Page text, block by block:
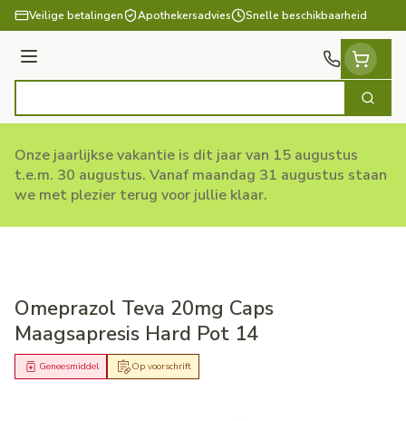
Ga naar de inhoud
Veilige betalingen Apothekersadvies Snelle beschikbaarheid
Menu
Zoek
Onze jaarlijkse vakantie is dit jaar van 15 augustus
t.e.m. 30 augustus. Vanaf maandag 31 augustus staan
we met plezier terug voor jullie klaar.
Omeprazol Teva 20mg Caps
Maagsapresis Hard Pot 14
Op voorschrift
Geneesmiddel